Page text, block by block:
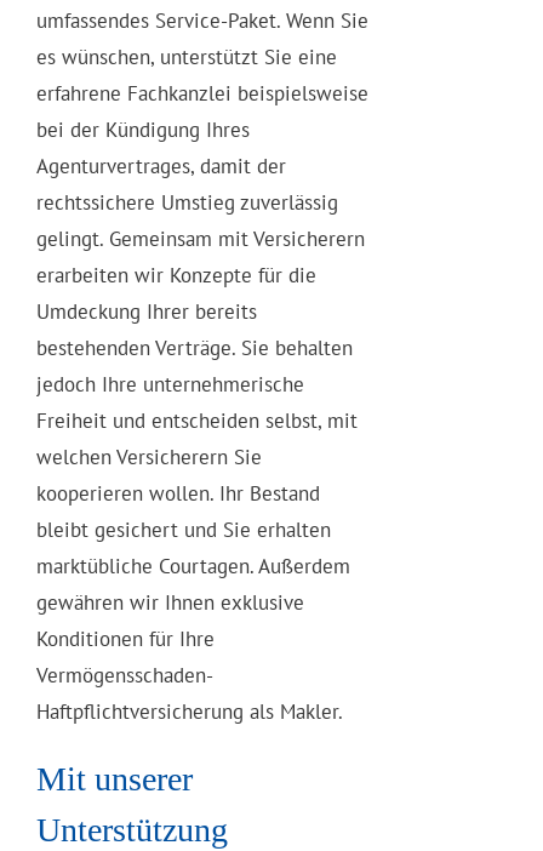
umfassendes Service-Paket. Wenn Sie
es wünschen, unterstützt Sie eine
erfahrene Fachkanzlei beispielsweise
bei der Kündigung Ihres
Agenturvertrages, damit der
rechtssichere Umstieg zuverlässig
gelingt. Gemeinsam mit Versicherern
erarbeiten wir Konzepte für die
Umdeckung Ihrer bereits
bestehenden Verträge. Sie behalten
jedoch Ihre unternehmerische
Freiheit und entscheiden selbst, mit
welchen Versicherern Sie
kooperieren wollen. Ihr Bestand
bleibt gesichert und Sie erhalten
marktübliche Courtagen. Außerdem
gewähren wir Ihnen exklusive
Konditionen für Ihre
Vermögensschaden-
Haftpflichtversicherung als Makler.
Mit unserer
Unterstützung